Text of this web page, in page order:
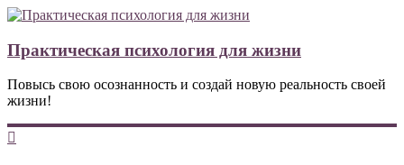
Практическая психология для жизни
Повысь свою осознанность и создай новую реальность своей
жизни!